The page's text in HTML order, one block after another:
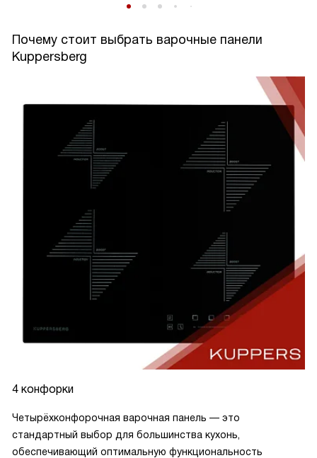
Почему стоит выбрать варочные панели
Kuppersberg
4 конфорки
Четырёхконфорочная варочная панель — это
стандартный выбор для большинства кухонь,
обеспечивающий оптимальную функциональность